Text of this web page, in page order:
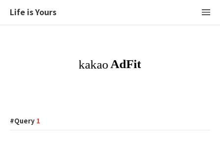
Life is Yours
Query 1